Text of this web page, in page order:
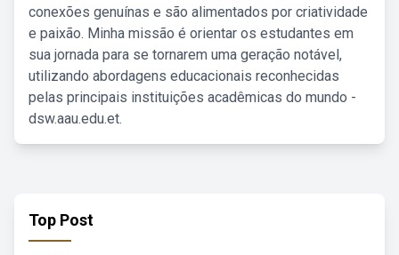
conexões genuínas e são alimentados por criatividade
e paixão. Minha missão é orientar os estudantes em
sua jornada para se tornarem uma geração notável,
utilizando abordagens educacionais reconhecidas
pelas principais instituições acadêmicas do mundo -
dsw.aau.edu.et.
Top Post